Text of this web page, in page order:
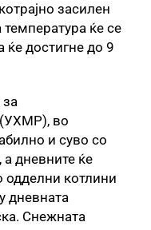
засилен
ќе се
достигне до 9
за
во
и суво со
а дневните ќе
одделни котлини
дневната
Снежната